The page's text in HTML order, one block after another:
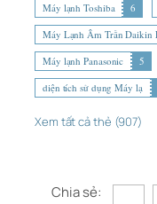
Máy lạnh Toshiba
6
Máy Lạnh Âm Trần Daikin
Máy lạnh Panasonic
5
diện tích sử dụng Máy lạ
Xem tất cả thẻ (907)
Chia sẻ: